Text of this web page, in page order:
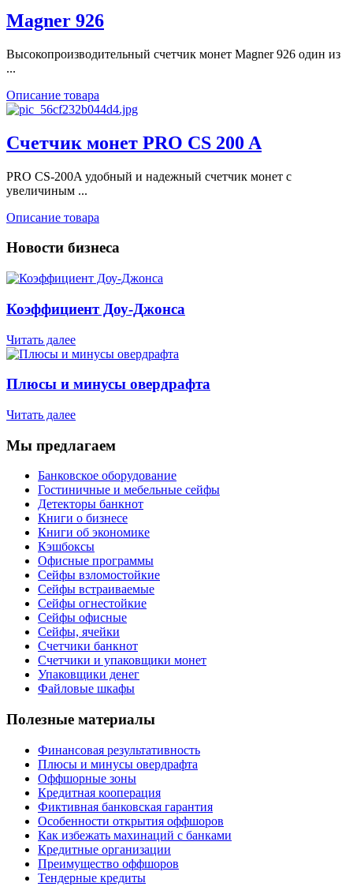
Magner 926
Высокопроизводительный счетчик монет Magner 926 один из
...
Описание товара
Счетчик монет PRO CS 200 A
PRO CS-200A удобный и надежный счетчик монет с
увеличиным ...
Описание товара
Новости бизнеса
Коэффициент Доу-Джонса
Читать далее
Плюсы и минусы овердрафта
Читать далее
Мы предлагаем
Банковское оборудование
Гостиничные и мебельные сейфы
Детекторы банкнот
Книги о бизнесе
Книги об экономике
Кэшбоксы
Офисные программы
Сейфы взломостойкие
Сейфы встраиваемые
Сейфы огнестойкие
Сейфы офисные
Сейфы, ячейки
Счетчики банкнот
Счетчики и упаковщики монет
Упаковщики денег
Файловые шкафы
Полезные материалы
Финансовая результативность
Плюсы и минусы овердрафта
Оффшорные зоны
Кредитная кооперация
Фиктивная банковская гарантия
Особенности открытия оффшоров
Как избежать махинаций с банками
Кредитные организации
Преимущество оффшоров
Тендерные кредиты